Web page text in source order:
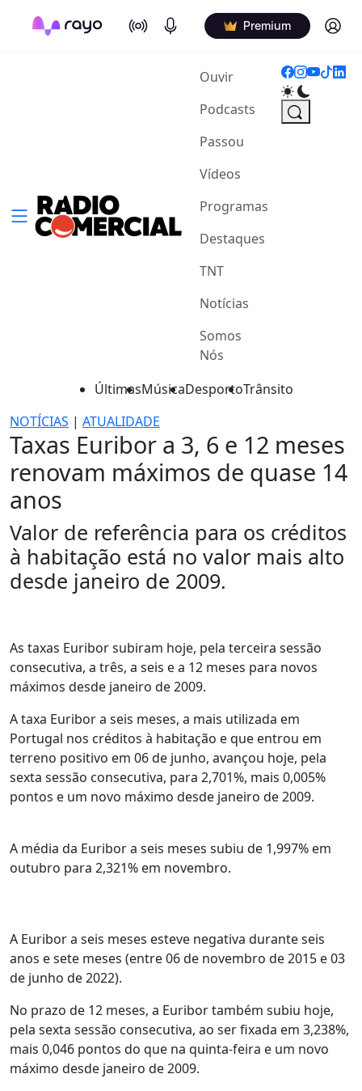
On Air Podcasts Premium Log in
Ouvir(current)
Podcasts
Passou
Vídeos
Programas
Destaques
TNT
Notícias
Somos
Nós
ÚltimasMúsicaDesportoTrânsito
NOTÍCIAS | ATUALIDADE
Taxas Euribor a 3, 6 e 12 meses
renovam máximos de quase 14
anos
Valor de referência para os créditos
à habitação está no valor mais alto
desde janeiro de 2009.
As taxas Euribor subiram hoje, pela terceira sessão
consecutiva, a três, a seis e a 12 meses para novos
máximos desde janeiro de 2009.
A taxa Euribor a seis meses, a mais utilizada em
Portugal nos créditos à habitação e que entrou em
terreno positivo em 06 de junho, avançou hoje, pela
sexta sessão consecutiva, para 2,701%, mais 0,005%
pontos e um novo máximo desde janeiro de 2009.
A média da Euribor a seis meses subiu de 1,997% em
outubro para 2,321% em novembro.
A Euribor a seis meses esteve negativa durante seis
anos e sete meses (entre 06 de novembro de 2015 e 03
de junho de 2022).
No prazo de 12 meses, a Euribor também subiu hoje,
pela sexta sessão consecutiva, ao ser fixada em 3,238%,
mais 0,046 pontos do que na quinta-feira e um novo
máximo desde janeiro de 2009.